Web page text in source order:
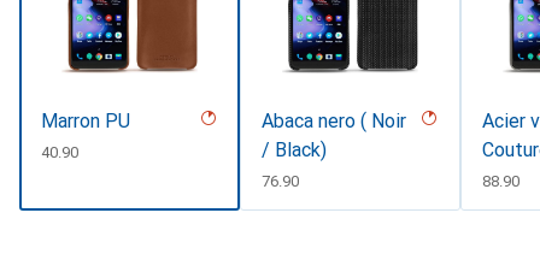
Marron PU
CHF
40.90
Abaca nero ( Noir
/ Black)
CHF
76.90
Acier
CHF
88.90